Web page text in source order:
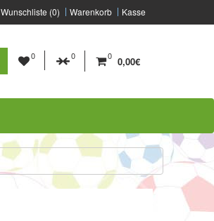
Wunschliste (0) Warenkorb Kasse
0 0 0 0,00€